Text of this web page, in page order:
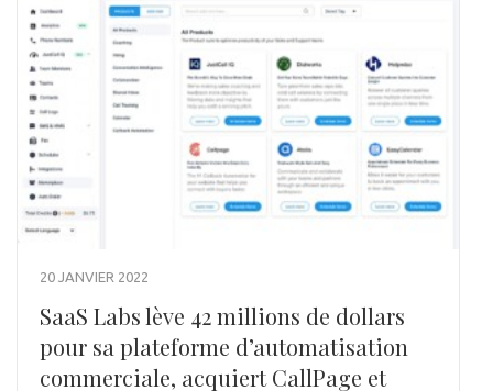
20 JANVIER 2022
SaaS Labs lève 42 millions de dollars
pour sa plateforme d’automatisation
commerciale, acquiert CallPage et